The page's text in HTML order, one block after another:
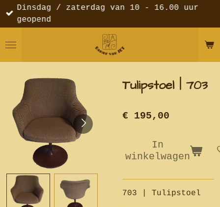
Ga
direct
de
Dinsdag / zaterdag van 10 - 16.00 uur
geopend
Tulipstoel | 703
€ 195,00
In
winkelwagen
703 | Tulipstoel